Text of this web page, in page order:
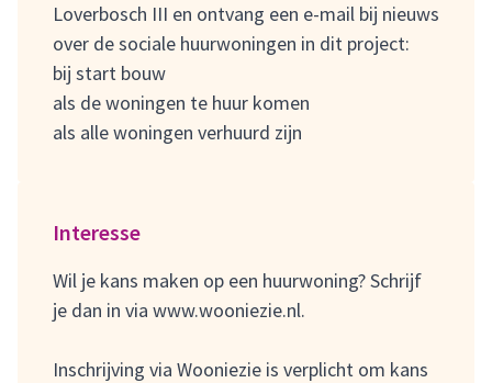
Loverbosch III en ontvang een e-mail bij nieuws
over de sociale huurwoningen in dit project:
bij start bouw
als de woningen te huur komen
als alle woningen verhuurd zijn
Interesse
Wil je kans maken op een huurwoning? Schrijf
je dan in via www.wooniezie.nl.
Inschrijving via Wooniezie is verplicht om kans